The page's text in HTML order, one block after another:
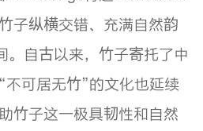
子纵横交错、充满自然韵
。自古以来，竹子寄托了中
可居无竹”的文化也延续
竹子这一极具韧性和自然